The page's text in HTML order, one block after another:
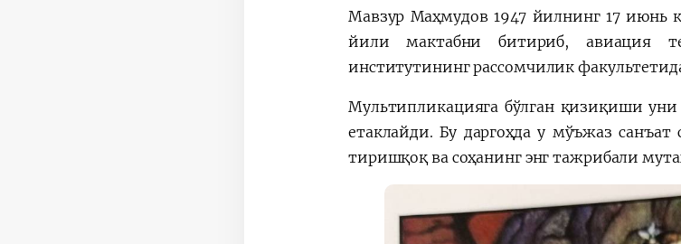
Мавзур Маҳмудов 1947 йилнинг 17 июнь
йили мактабни битириб, авиация
институтининг рассомчилик
Мультипликацияга бўлган қизиқиши
етаклайди. Бу даргоҳда у мўъжаз
тиришқоқ ва соҳанинг энг тажрибали